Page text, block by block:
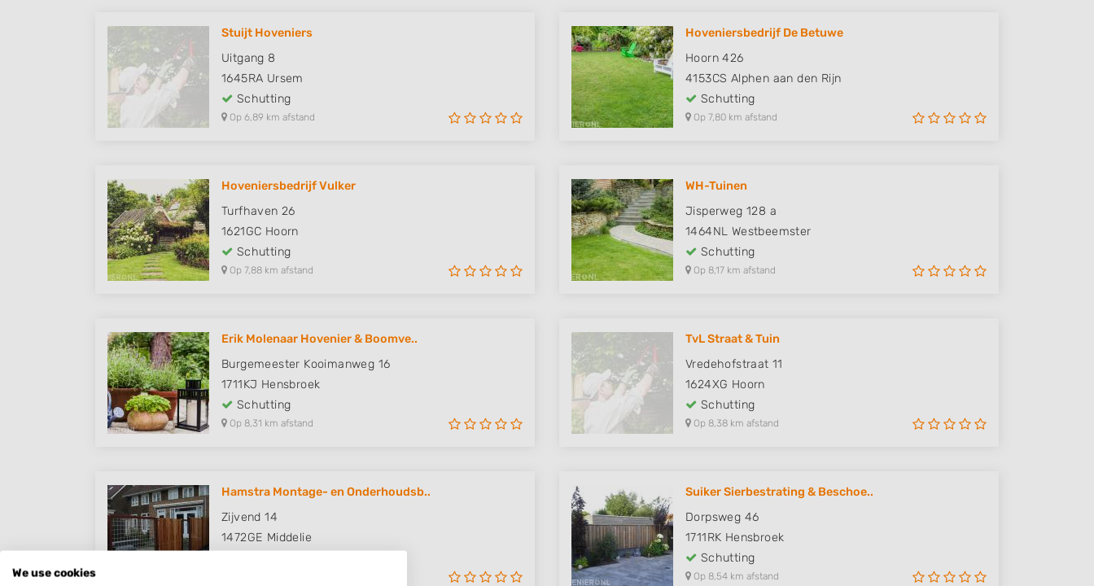
Stuijt Hoveniers
Uitgang 8
1645RA Ursem
Schutting
Op 6,89 km afstand
Hoveniersbedrijf De Betuwe
Hoorn 426
4153CS Alphen aan den Rijn
Schutting
Op 7,80 km afstand
Hoveniersbedrijf Vulker
Turfhaven 26
1621GC Hoorn
Schutting
Op 7,88 km afstand
WH-Tuinen
Jisperweg 128 a
1464NL Westbeemster
Schutting
Op 8,17 km afstand
Erik Molenaar Hovenier & Boomve..
Burgemeester Kooimanweg 16
1711KJ Hensbroek
Schutting
Op 8,31 km afstand
TvL Straat & Tuin
Vredehofstraat 11
1624XG Hoorn
Schutting
Op 8,38 km afstand
Hamstra Montage- en Onderhoudsb..
Zijvend 14
1472GE Middelie
Suiker Sierbestrating & Beschoe..
Dorpsweg 46
1711RK Hensbroek
Schutting
Op 8,54 km afstand
We use cookies